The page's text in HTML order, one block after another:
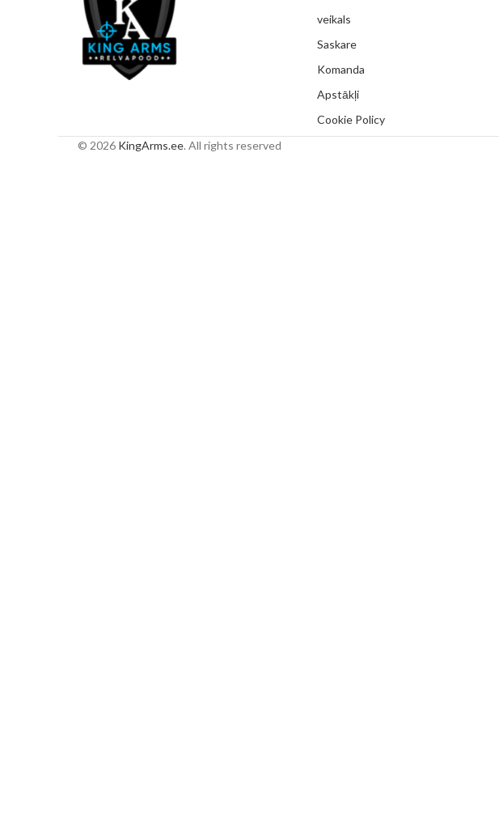
veikals
Saskare
Komanda
Apstākļi
Cookie Policy
© 2026 KingArms.ee. All rights reserved